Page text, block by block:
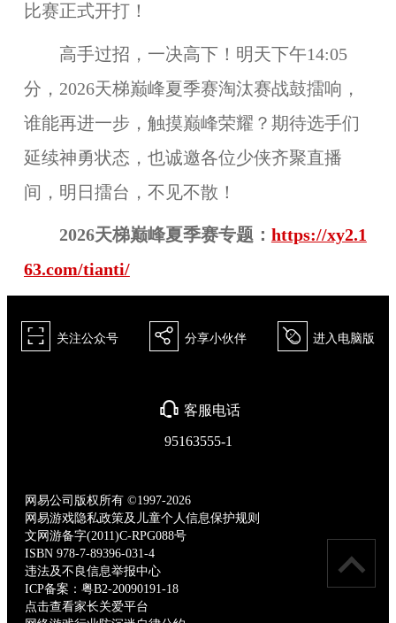
比赛正式开打！
高手过招，一决高下！明天下午14:05
分，2026天梯巅峰夏季赛淘汰赛战鼓擂响，
谁能再进一步，触摸巅峰荣耀？期待选手们
延续神勇状态，也诚邀各位少侠齐聚直播
间，明日擂台，不见不散！
2026天梯巅峰夏季赛专题： https://xy2.1
63.com/tianti/
򰀁 关注公众号 򰀂 分享小伙伴 򰀄 进入电脑版
򰀃 客服电话
95163555-1
网易公司版权所有 ©1997-2026
网易游戏隐私政策及儿童个人信息保护规则
文网游备字(2011)C-RPG088号
ISBN 978-7-89396-031-4
违法及不良信息举报中心
ICP备案：粤B2-20090191-18
点击查看家长关爱平台